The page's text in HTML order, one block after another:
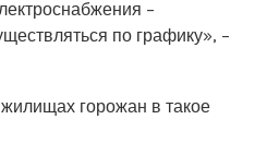
–
по графику», –
горожан в такое